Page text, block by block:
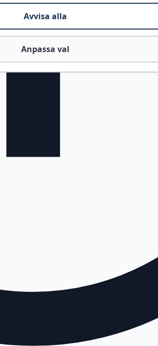
Avvisa alla
Anpassa val